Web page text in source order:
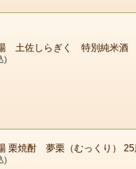
場 土佐しらぎく 特別純米
)
栗焼酎 夢栗（むっくり）
)